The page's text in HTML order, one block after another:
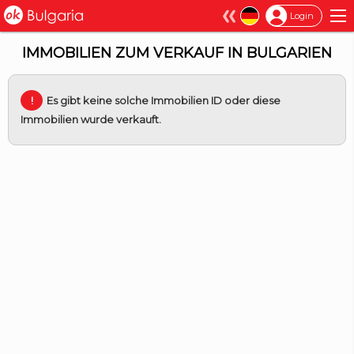
Login ×
IMMOBILIEN ZUM VERKAUF IN BULGARIEN
Es gibt keine solche Immobilien ID oder diese
Immobilien wurde verkauft.